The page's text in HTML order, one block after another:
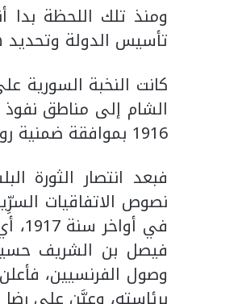
ومنذ تلك اللحظة بدا
تأسيس الدولة
كانت النخبة السورية
الشام إلى مناطق
1916 بموافقة ضمنية روسيَّة.
نصوص الاتفاقيات
في
فيصل بن الشريف